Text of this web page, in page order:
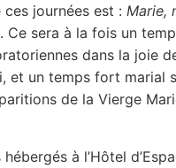
ces journées est : Marie,
. Ce sera à la fois un
dans la joie
et un temps fort marial
de la Vierge
à l’Hôtel